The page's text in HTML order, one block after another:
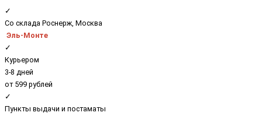
✓
Со склада Роснерж, Москва
Эль-Монте
✓
Курьером
3-8 дней
от 599 рублей
✓
Пункты выдачи и постаматы